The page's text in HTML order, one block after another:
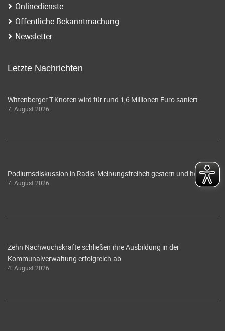
Onlinedienste
Öffentliche Bekanntmachung
Newsletter
Letzte Nachrichten
Wittenberger T-Knoten wird für rund 1,6 Millionen Euro saniert
7. August 2026
Podiumsdiskussion in Radis: Meinungsfreiheit gestern und heute
7. August 2026
Zehn Nachwuchskräfte schließen ihre Ausbildung in der
Kommunalverwaltung erfolgreich ab
4. August 2026